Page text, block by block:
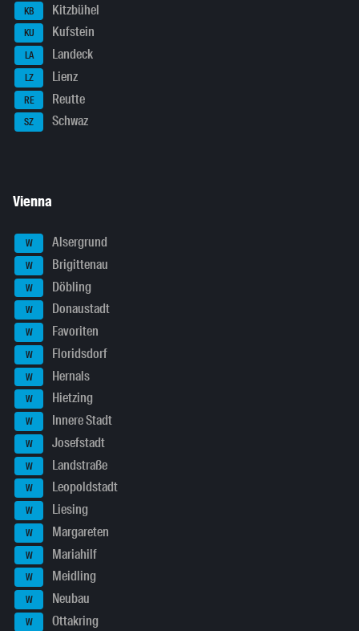
KB Kitzbühel
KU Kufstein
LA Landeck
LZ Lienz
RE Reutte
SZ Schwaz
Vienna
W Alsergrund
W Brigittenau
W Döbling
W Donaustadt
W Favoriten
W Floridsdorf
W Hernals
W Hietzing
W Innere Stadt
W Josefstadt
W Landstraße
W Leopoldstadt
W Liesing
W Margareten
W Mariahilf
W Meidling
W Neubau
W Ottakring